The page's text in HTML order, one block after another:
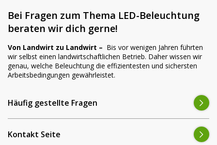
Bei Fragen zum Thema LED-Beleuchtung
beraten wir dich gerne!
Von Landwirt zu Landwirt – Bis vor wenigen Jahren führten
wir selbst einen landwirtschaftlichen Betrieb. Daher wissen wir
genau, welche Beleuchtung die effizientesten und sichersten
Arbeitsbedingungen gewährleistet.
Häufig gestellte Fragen
Kontakt Seite